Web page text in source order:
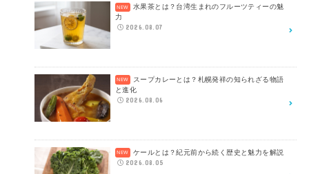
水果茶とは？台湾生まれのフルーツティーの魅
力
2026.08.07
スープカレーとは？札幌発祥の知られざる物語
と進化
2026.08.06
ケールとは？紀元前から続く歴史と魅力を解説
2026.08.05